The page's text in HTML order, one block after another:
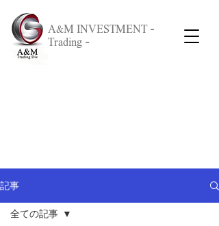
A&M INVESTMENT -
Trading -
記事
全ての記事